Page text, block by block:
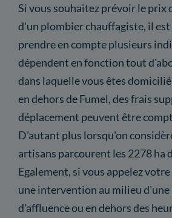
Si vous souhaitez prévoir le
d'un plombier chauffagiste, il
prendre en compte plusieurs
dépendent en fonction tout
dans laquelle vous êtes
en dehors de Fumel, des frais
déplacement peuvent être
D'autant plus lorsqu'on
artisans parcourent les 2278 ha
Egalement, si vous appelez
une intervention au milieu d'une
d'affluence ou en dehors des